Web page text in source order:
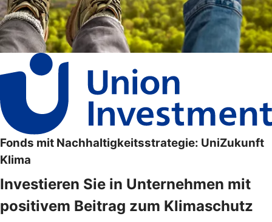
Fonds mit Nachhaltigkeitsstrategie: UniZukunft
Klima
Investieren Sie in Unternehmen mit
positivem Beitrag zum Klimaschutz